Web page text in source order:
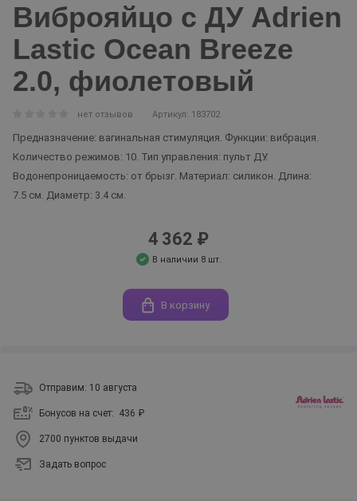
Виброяйцо с ДУ Adrien
Lastic Ocean Breeze
2.0, фиолетовый
нет отзывов Артикул: 183702
Предназначение: вагинальная стимуляция. Функции: вибрация.
Количество режимов: 10. Тип управления: пульт ДУ.
Водонепроницаемость: от брызг. Материал: силикон. Длина:
7.5 см. Диаметр: 3.4 см.
4 362 ₽
В наличии 8 шт.
В корзину
Отправим: 10 августа
Бонусов на счет: 436 ₽
2700 пунктов выдачи
Задать вопрос